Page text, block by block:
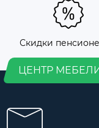
Скидки
ЦЕНТР